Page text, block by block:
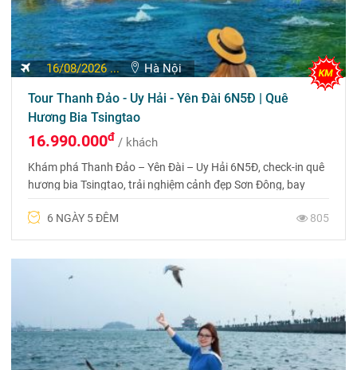
16/08/2026 ... Hà Nội
Tour Thanh Đảo - Uy Hải - Yên Đài 6N5Đ | Quê
Hương Bia Tsingtao
16.990.000đ / khách
Khám phá Thanh Đảo – Yên Đài – Uy Hải 6N5Đ, check-in quê
hương bia Tsingtao, trải nghiệm cảnh đẹp Sơn Đông, bay
6 NGÀY 5 ĐÊM
805